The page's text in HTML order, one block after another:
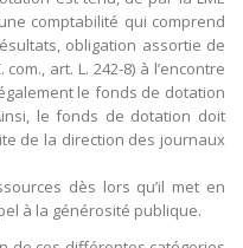
comptabilité qui comprend
obligation assortie de
art. L. 242-8) à l’encontre
le fonds de dotation
le fonds de dotation doit
de la direction des journaux
dès lors qu’il met en
à la générosité publique.